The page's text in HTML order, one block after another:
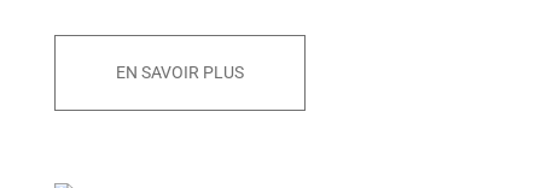
EN SAVOIR PLUS